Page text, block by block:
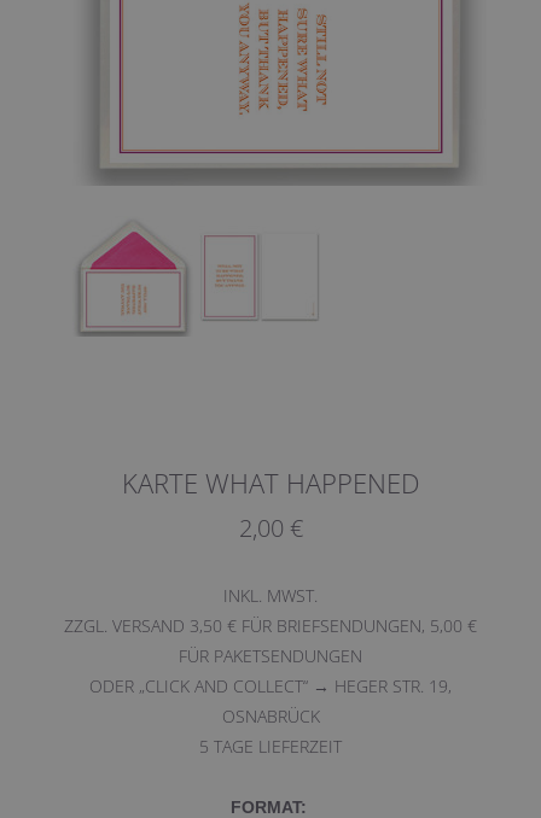
KARTE WHAT HAPPENED
2,00 €
INKL. MWST.
ZZGL. VERSAND 3,50 € FÜR BRIEFSENDUNGEN, 5,00 €
FÜR PAKETSENDUNGEN
ODER „CLICK AND COLLECT“ → HEGER STR. 19,
OSNABRÜCK
5 TAGE LIEFERZEIT
FORMAT: